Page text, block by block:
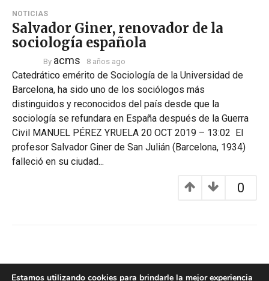
NOTICIAS
Salvador Giner, renovador de la
sociología española
By acms 8 años ago
Catedrático emérito de Sociología de la Universidad de
Barcelona, ha sido uno de los sociólogos más
distinguidos y reconocidos del país desde que la
sociología se refundara en España después de la Guerra
Civil MANUEL PÉREZ YRUELA 20 OCT 2019 – 13:02 El
profesor Salvador Giner de San Julián (Barcelona, 1934)
falleció en su ciudad...
0
Estamos utilizando cookies para brindarle la mejor experiencia